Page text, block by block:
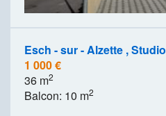
Esch - sur - Alzette , Studio
1 000 €
36 m2
Balcon: 10 m2